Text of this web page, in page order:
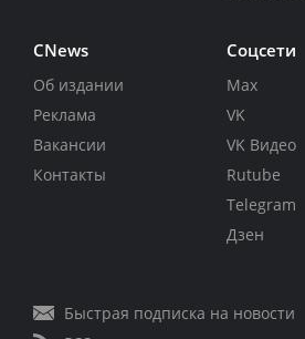
CNews
Об издании
Реклама
Вакансии
Контакты
Соцсети
Max
VK
VK Видео
Rutube
Telegram
Дзен
Быстрая подписка на новости